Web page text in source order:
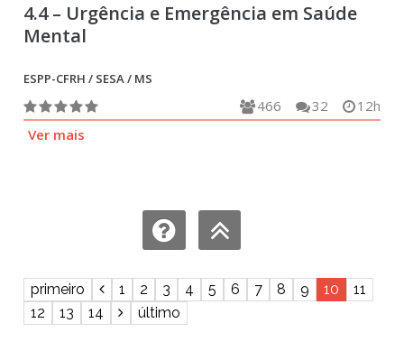
4.4 – Urgência e Emergência em Saúde
Mental
ESPP-CFRH / SESA / MS
12h
32
466
Ver mais
primeiro 1 2 3 4 5 6 7 8 9 10
11
12
13 14 último